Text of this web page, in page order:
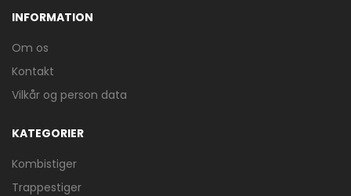
INFORMATION
Om os
Kontakt
Vilkår og person data
KATEGORIER
Kombistiger
Trappestiger